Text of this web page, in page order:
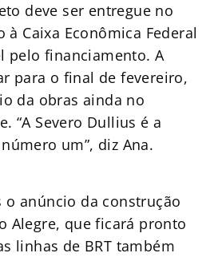
deve ser entregue no
Caixa Econômica Federal
pelo financiamento. A
para o final de fevereiro,
da obras ainda no
“A Severo Dullius é a
um”, diz Ana.
o anúncio da construção
Alegre, que ficará pronto
linhas de BRT também